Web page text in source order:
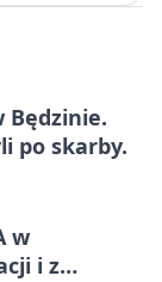
Będzinie.
po skarby.
w
i z